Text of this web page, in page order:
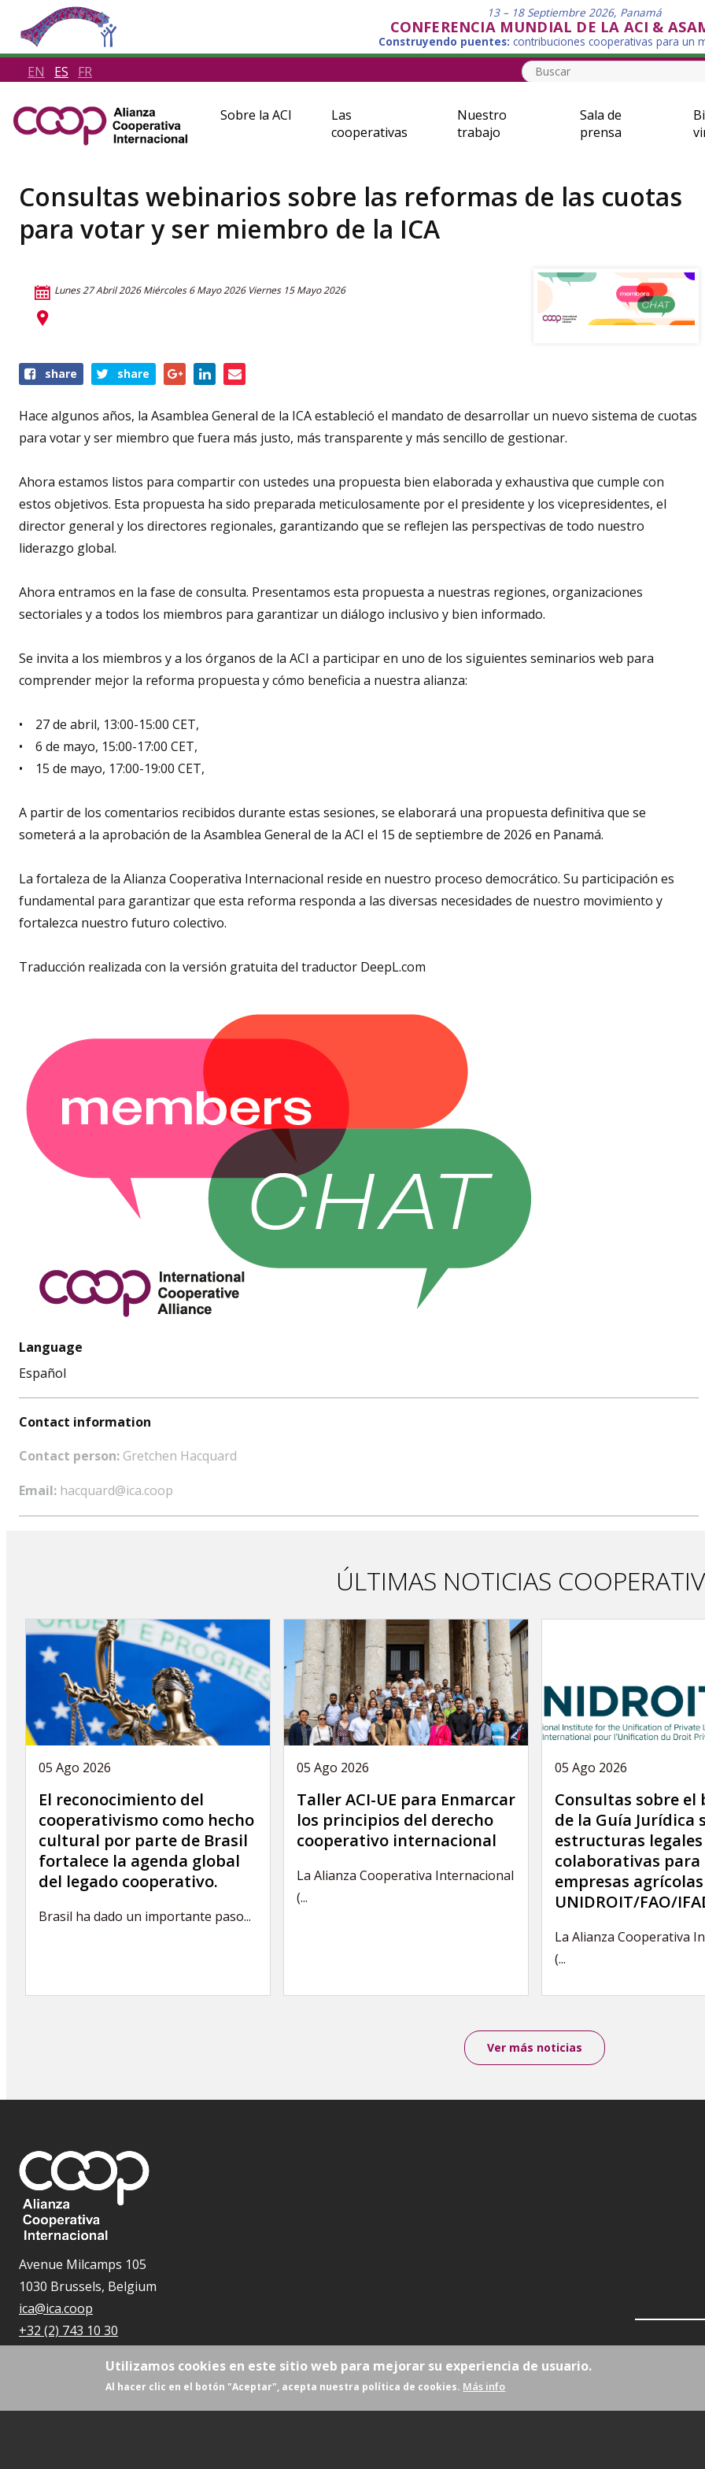
13 – 18 Septiembre 2026, Panamá
CONFERENCIA MUNDIAL DE LA ACI &
Construyendo puentes: contribuciones cooperativas para un
EN ES FR
Sobre la ACI
Las
cooperativas
Nuestro
trabajo
Sala de
prensa
Consultas webinarios sobre las reformas de las cuotas
para votar y ser miembro de la ICA
Lunes 27 Abril 2026 Miércoles 6 Mayo 2026 Viernes 15 Mayo 2026
Share
event
share share
Hace algunos años, la Asamblea General de la ICA estableció el mandato de desarrollar un nuevo sistema de cuotas
para votar y ser miembro que fuera más justo, más transparente y más sencillo de gestionar.
Ahora estamos listos para compartir con ustedes una propuesta bien elaborada y exhaustiva que cumple con
estos objetivos. Esta propuesta ha sido preparada meticulosamente por el presidente y los vicepresidentes, el
director general y los directores regionales, garantizando que se reflejen las perspectivas de todo nuestro
liderazgo global.
Ahora entramos en la fase de consulta. Presentamos esta propuesta a nuestras regiones, organizaciones
sectoriales y a todos los miembros para garantizar un diálogo inclusivo y bien informado.
Se invita a los miembros y a los órganos de la ACI a participar en uno de los siguientes seminarios web para
comprender mejor la reforma propuesta y cómo beneficia a nuestra alianza:
• 27 de abril, 13:00-15:00 CET,
• 6 de mayo, 15:00-17:00 CET,
• 15 de mayo, 17:00-19:00 CET,
A partir de los comentarios recibidos durante estas sesiones, se elaborará una propuesta definitiva que se
someterá a la aprobación de la Asamblea General de la ACI el 15 de septiembre de 2026 en Panamá.
La fortaleza de la Alianza Cooperativa Internacional reside en nuestro proceso democrático. Su participación es
fundamental para garantizar que esta reforma responda a las diversas necesidades de nuestro movimiento y
fortalezca nuestro futuro colectivo.
Traducción realizada con la versión gratuita del traductor DeepL.com
Language
Español
Contact information
Contact person: Gretchen Hacquard
Email: hacquard@ica.coop
ÚLTIMAS NOTICIAS
05 Ago 2026
El reconocimiento del
cooperativismo como hecho
cultural por parte de Brasil
fortalece la agenda global
del legado cooperativo.
Brasil ha dado un importante paso...
05 Ago 2026
Taller ACI-UE para Enmarcar
los principios del derecho
cooperativo internacional
La Alianza Cooperativa Internacional
(...
05 Ago 2026
Consultas sobre el
de la Guía Jurídica
estructuras legales
colaborativas para
empresas
UNIDROIT/FAO/
La Alianza Cooperativa
(...
Ver más noticias
Avenue Milcamps 105
1030 Brussels, Belgium
ica@ica.coop
+32 (2) 743 10 30
Utilizamos cookies en este sitio web para mejorar su experiencia de usuario.
Al hacer clic en el botón "Aceptar", acepta nuestra política de cookies. Más info